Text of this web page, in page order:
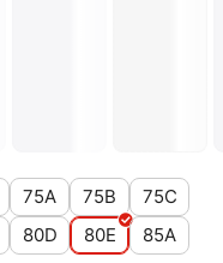
75A 75B
75C
80D 80E
85A